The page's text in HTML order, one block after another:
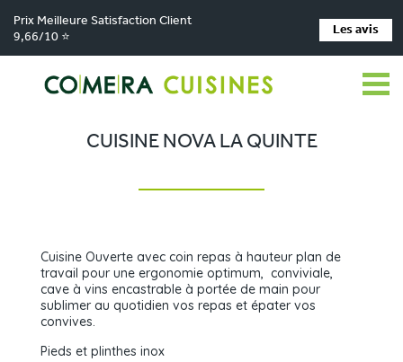
Prix Meilleure Satisfaction Client
9,66/10 ⭐
Les avis
Comera Cuisines > Nos magasins de cuisine >
Cuisiniste La Chapelle-Saint-Aubin > Réalisations > Cuisine Nova La Quinte
CUISINE NOVA LA QUINTE
Cuisine Ouverte avec coin repas à hauteur plan de
travail pour une ergonomie optimum, conviviale,
cave à vins encastrable à portée de main pour
sublimer au quotidien vos repas et épater vos
convives.
Pieds et plinthes inox